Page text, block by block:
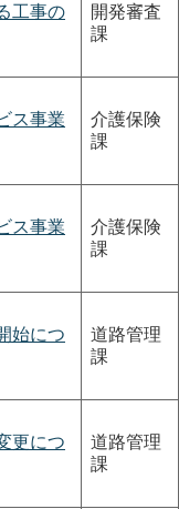
工事の
開発審査
課
ス事業
介護保険
課
ス事業
介護保険
課
始につ
道路管理
課
更につ
道路管理
課